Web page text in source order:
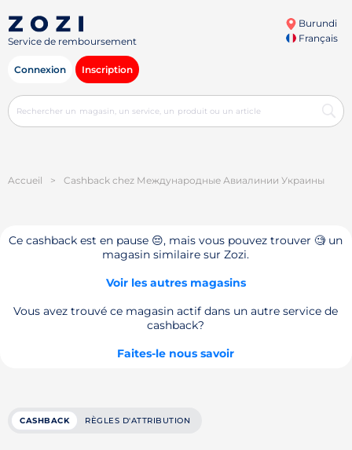
Service de remboursement
Burundi
Français
Connexion Inscription
Accueil > Cashback chez Международные Авиалинии Украины
Ce cashback est en pause 😔, mais vous pouvez trouver 🧐 un
magasin similaire sur Zozi.
Voir les autres magasins
Vous avez trouvé ce magasin actif dans un autre service de
cashback?
Faites-le nous savoir
CASHBACK RÈGLES D'ATTRIBUTION